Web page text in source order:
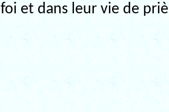
foi et dans leur vie de